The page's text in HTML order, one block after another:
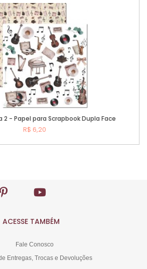
- Papel para Scrapbook Dupla Face
R$ 6,20
ACESSE TAMBÉM
Fale Conosco
Entregas, Trocas e Devoluções